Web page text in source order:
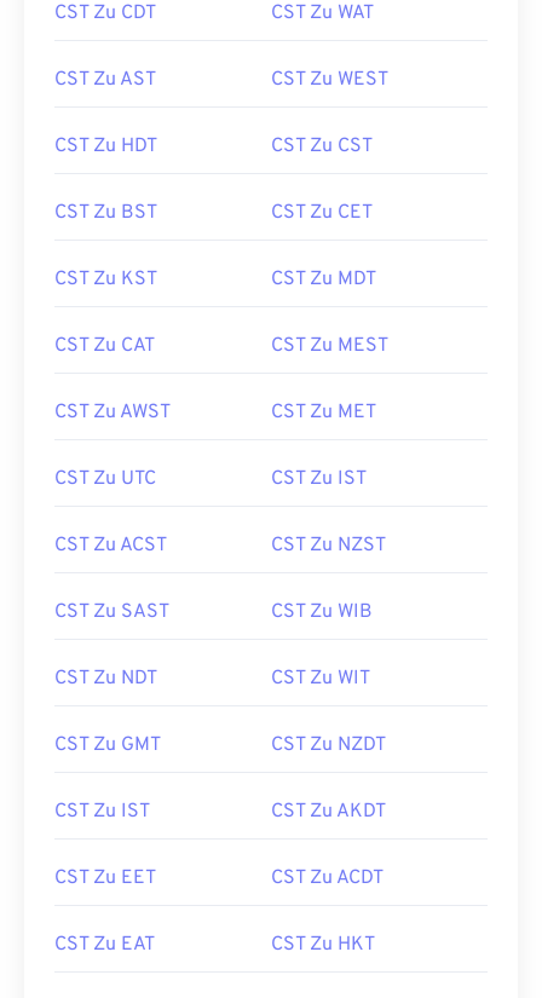
CST Zu CDT CST Zu WAT
CST Zu AST CST Zu WEST
CST Zu HDT CST Zu CST
CST Zu BST CST Zu CET
CST Zu KST CST Zu MDT
CST Zu CAT CST Zu MEST
CST Zu AWST CST Zu MET
CST Zu UTC CST Zu IST
CST Zu ACST CST Zu NZST
CST Zu SAST CST Zu WIB
CST Zu NDT CST Zu WIT
CST Zu GMT CST Zu NZDT
CST Zu IST CST Zu AKDT
CST Zu EET CST Zu ACDT
CST Zu EAT CST Zu HKT